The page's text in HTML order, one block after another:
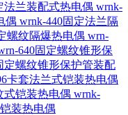
法兰装配式热电偶 wrnk-
偶 wrnk-440固定法兰隔
螺纹隔爆热电偶 wrn-
640固定螺纹锥形保
定螺纹锥形保护管装配
卡套法兰式铠装热电偶
式铠装热电偶 wrnk-
装热电偶